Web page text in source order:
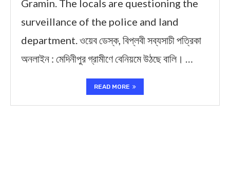
Gramin. The locals are questioning the
surveillance of the police and land
department. ওয়েব ডেস্ক, বিপ্লবী সব্যসাচী পত্রিকা
অনলাইন : মেদিনীপুর গ্রামীণে বেনিয়মে উঠছে বালি। …
READ MORE